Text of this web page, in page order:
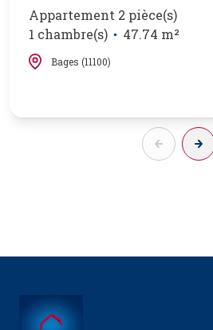
Appartement 2 pièce(s)
1 chambre(s)
47.74 m²
Bages (11100)